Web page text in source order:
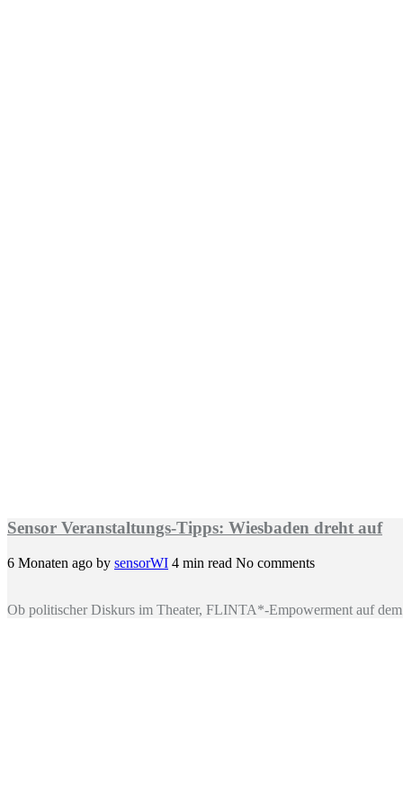
Sensor Veranstaltungs-Tipps: Wiesbaden dreht auf
6 Monaten ago by sensorWI 4 min read No comments
Ob politischer Diskurs im Theater, FLINTA*-Empowerment auf